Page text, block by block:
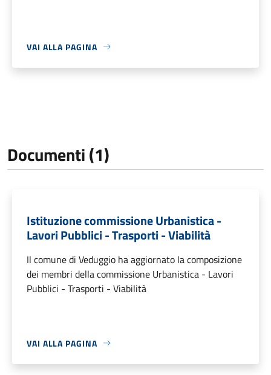
VAI ALLA PAGINA
Documenti (1)
Istituzione commissione Urbanistica -
Lavori Pubblici - Trasporti - Viabilità
Il comune di Veduggio ha aggiornato la composizione
dei membri della commissione Urbanistica - Lavori
Pubblici - Trasporti - Viabilità
VAI ALLA PAGINA